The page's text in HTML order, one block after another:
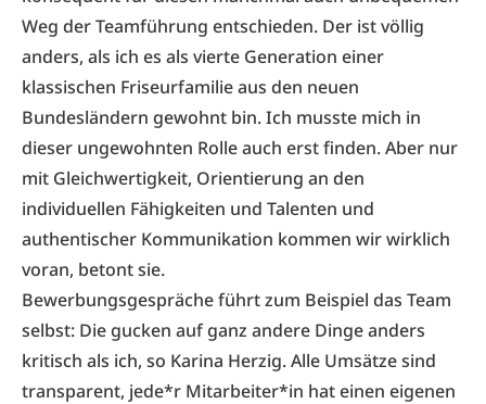
Weg der Teamführung entschieden. Der ist völlig
anders, als ich es als vierte Generation einer
klassischen Friseurfamilie aus den neuen
Bundesländern gewohnt bin. Ich musste mich in
dieser ungewohnten Rolle auch erst finden. Aber nur
mit Gleichwertigkeit, Orientierung an den
individuellen Fähigkeiten und Talenten und
authentischer Kommunikation kommen wir wirklich
voran, betont sie.
Bewerbungsgespräche führt zum Beispiel das Team
selbst: Die gucken auf ganz andere Dinge anders
kritisch als ich, so Karina Herzig. Alle Umsätze sind
transparent, jede*r Mitarbeiter*in hat einen eigenen